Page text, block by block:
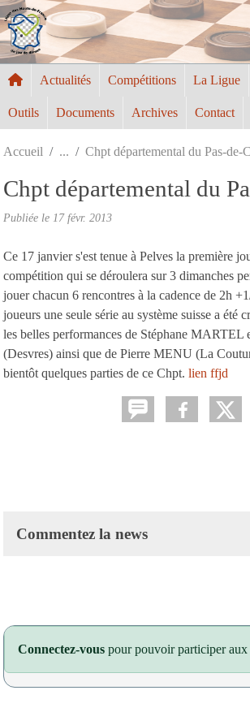
Actualités Compétitions La Ligue
Outils Documents Archives Contact
Accueil Chpt départemental du Pas-de-
Chpt départemental du
Publiée le 17 févr. 2013
Ce 17 janvier s'est tenue à Pelves la première
compétition qui se déroulera sur 3 dimanches
jouer chacun 6 rencontres à la cadence de 2h
joueurs une seule série au système suisse a été
les belles performances de Stéphane
(Desvres) ainsi que de Pierre MENU (La
bientôt quelques parties de ce Chpt. lien ffjd
Commentez la news
Connectez-vous pour pouvoir participer aux
Panneau de gestion des cookies